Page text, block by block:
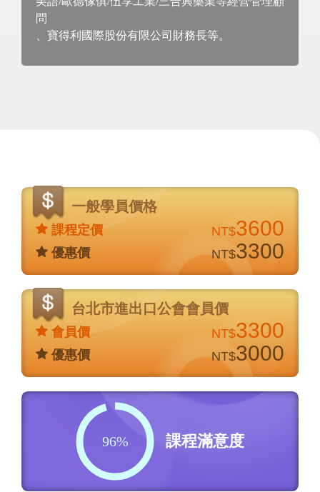
問
、寶得利國際股份有限公司財務長等。
價
說
一般學員價格
課程定價 NT$3600
優惠價 NT$3300
台北市進出口公會會員價
會員價 NT$3300
優惠價 NT$3000
96% 課程滿意度